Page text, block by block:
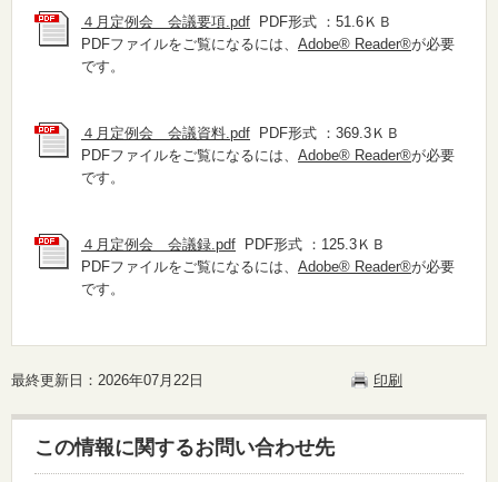
４月定例会 会議要項.pdf PDF形式 ：51.6ＫＢ
PDFファイルをご覧になるには、 Adobe® Reader®が必要
です。
４月定例会 会議資料.pdf PDF形式 ：369.3ＫＢ
PDFファイルをご覧になるには、 Adobe® Reader®が必要
です。
４月定例会 会議録.pdf PDF形式 ：125.3ＫＢ
PDFファイルをご覧になるには、 Adobe® Reader®が必要
です。
最終更新日：2026年07月22日 印刷
この情報に関するお問い合わせ先